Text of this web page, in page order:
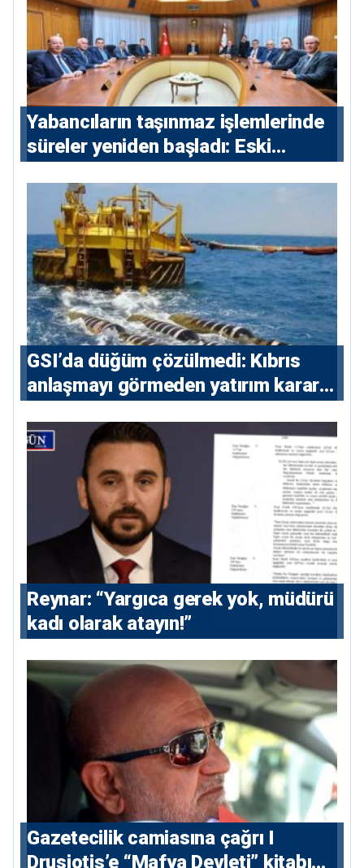
Yabancıların taşınmaz işlemlerinde
süreler yeniden başladı: Eski
konutlara 36 ay
GSI’da düğüm çözülmedi: Kıbrıs
anlaşmayı görmeden yatırım kararı
Reynar: “Yargıca gerek yok, müdürü
kadı olarak atayın!”
Gazetecilik camiasına çağrı I
⁠Drusiotis’e “Mafya Devleti” kitabı